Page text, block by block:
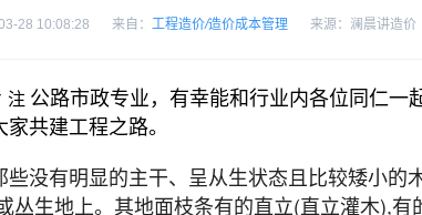
28 10:08:28 来自： 工程造价/造价成本管理 来源： 澜晨讲造价
注 公路市政专业，有幸能和行业内各位同仁一
共建工程之路。
些没有明显的主干、呈从生状态且比较矮小的
丛生地上。其地面枝条有的直立(直立灌木),